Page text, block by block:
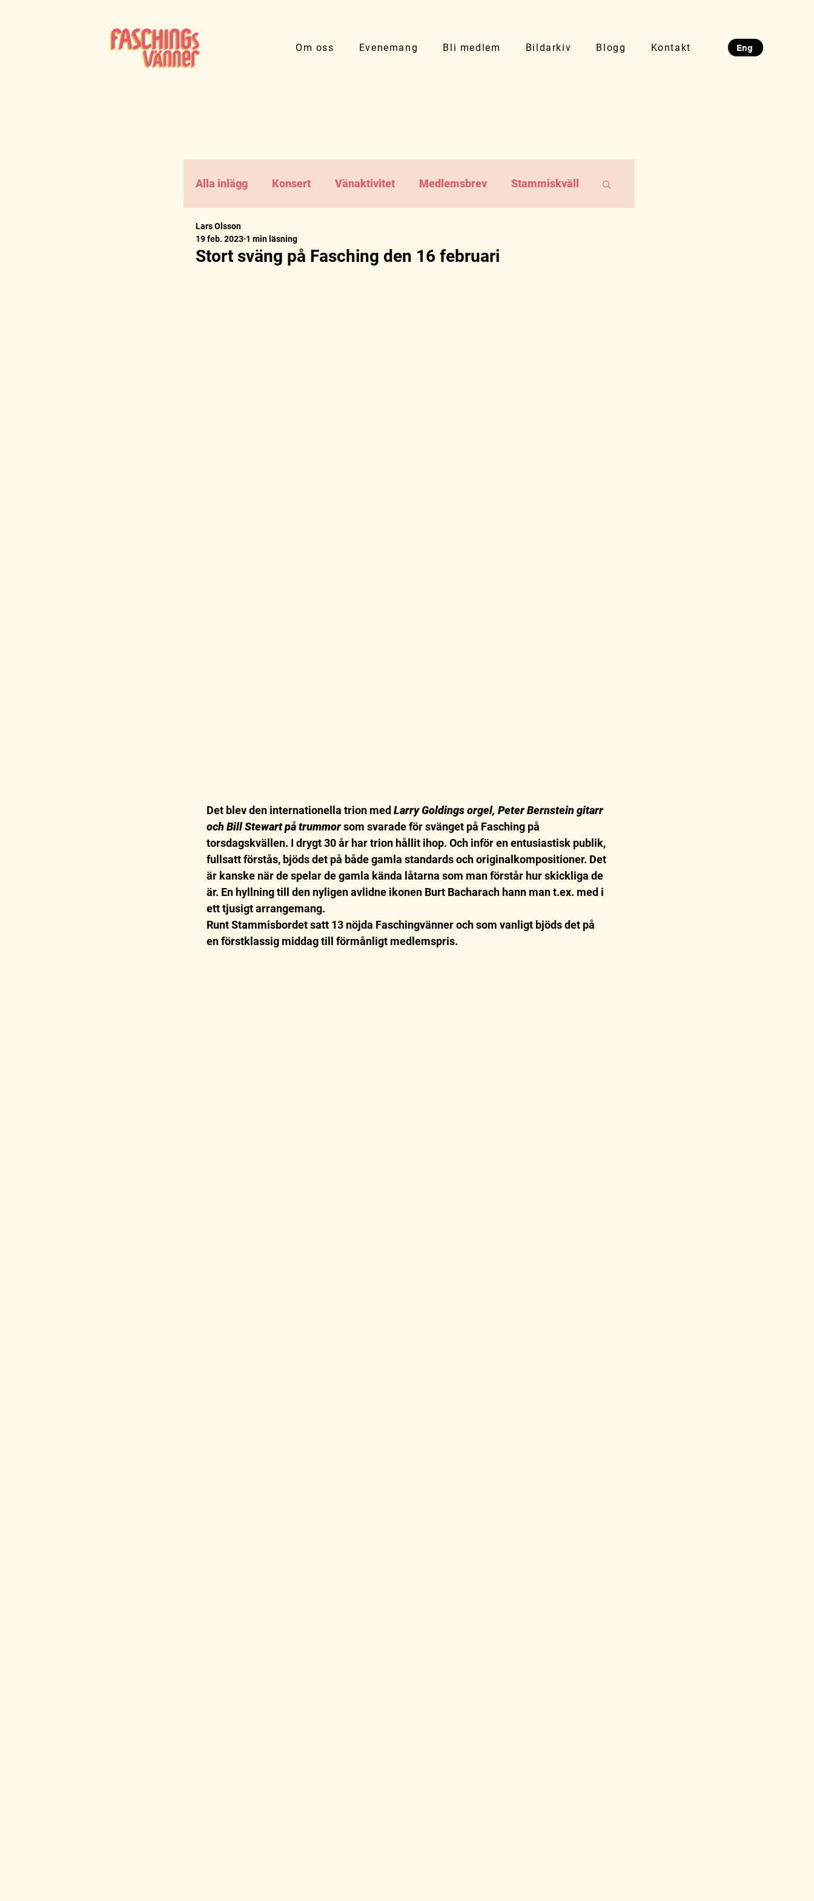
Om oss Evenemang Bli medlem Bildarkiv Blogg Kontakt Eng
Alla inlägg Konsert Vänaktivitet Medlemsbrev Stammiskväll
Stort sväng på Fasching den 16 februari
Lars Olsson
19 feb. 2023 1 min läsning
Det blev den internationella trion med Larry Goldings orgel, Peter Bernstein gitarr
och Bill Stewart på trummor som svarade för svänget på Fasching på
torsdagskvällen. I drygt 30 år har trion hållit ihop. Och inför en entusiastisk publik,
fullsatt förstås, bjöds det på både gamla standards och originalkompositioner. Det
är kanske när de spelar de gamla kända låtarna som man förstår hur skickliga de
är. En hyllning till den nyligen avlidne ikonen Burt Bacharach hann man t.ex. med i
ett tjusigt arrangemang.
Runt Stammisbordet satt 13 nöjda Faschingvänner och som vanligt bjöds det på
en förstklassig middag till förmånligt medlemspris.